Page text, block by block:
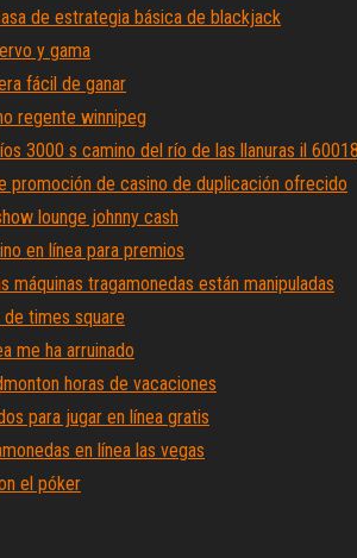
de estrategia básica de blackjack
y gama
fácil de ganar
regente winnipeg
3000 s camino del río de las llanuras il 60018
promoción de casino de duplicación ofrecido
lounge johnny cash
en línea para premios
máquinas tragamonedas están manipuladas
de times square
me ha arruinado
horas de vacaciones
para jugar en línea gratis
en línea las vegas
el póker